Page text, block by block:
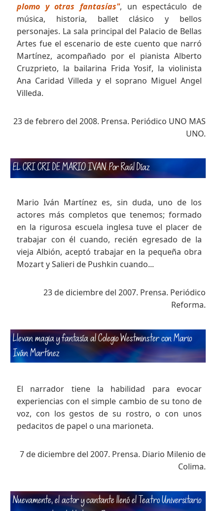
plomo y otras fantasías", un espectáculo de
música, historia, ballet clásico y bellos
personajes. La sala principal del Palacio de Bellas
Artes fue el escenario de este cuento que narró
Martínez, acompañado por el pianista Alberto
Cruzprieto, la bailarina Frida Yosif, la violinista
Ana Caridad Villeda y el soprano Miguel Angel
Villeda.
23 de febrero del 2008. Prensa. Periódico UNO MAS
UNO.
EL CRI CRI DE MARIO IVAN. Por Raúl Díaz
Mario Iván Martínez es, sin duda, uno de los
actores más completos que tenemos; formado
en la rigurosa escuela inglesa tuve el placer de
trabajar con él cuando, recién egresado de la
vieja Albión, aceptó trabajar en la pequeña obra
Mozart y Salieri de Pushkin cuando...
23 de diciembre del 2007. Prensa. Periódico
Reforma.
Llevan magia y fantasía al Colegio Westminster con Mario
Iván Martínez
El narrador tiene la habilidad para evocar
experiencias con el simple cambio de su tono de
voz, con los gestos de su rostro, o con unos
pedacitos de papel o una marioneta.
7 de diciembre del 2007. Prensa. Diario Milenio de
Colima.
Nuevamente, el actor y cantante llenó el Teatro Universitario